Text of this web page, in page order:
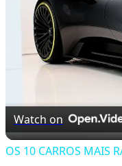
Watch on
OS 10 CARROS MAIS